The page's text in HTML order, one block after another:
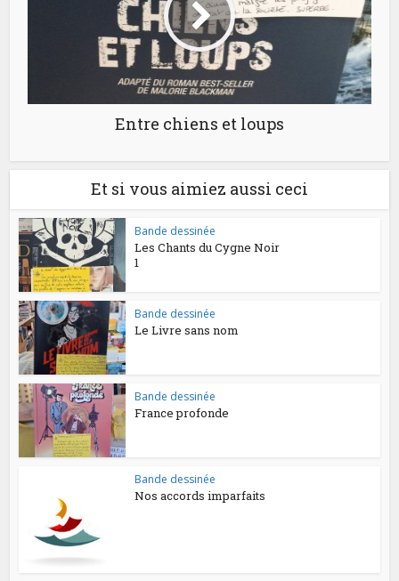
Entre chiens et loups
Et si vous aimiez aussi ceci
Bande dessinée
Les Chants du Cygne Noir
1
Bande dessinée
Le Livre sans nom
Bande dessinée
France profonde
Bande dessinée
Nos accords imparfaits